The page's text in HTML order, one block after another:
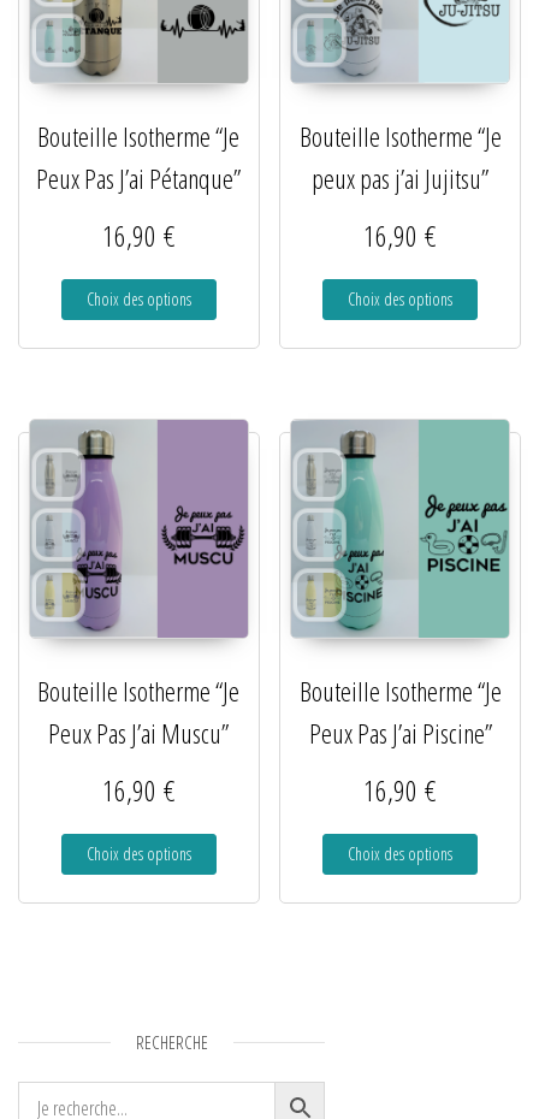
Bouteille Isotherme “Je
Peux Pas J’ai Pétanque”
16,90 €
Choix des options
Bouteille Isotherme “Je
peux pas j’ai Jujitsu”
16,90€
Choix des options
Bouteille Isotherme “Je
Peux Pas J’ai Muscu”
16,90 €
Choix des options
Bouteille Isotherme “Je
Peux Pas J’ai Piscine”
16,90€
Choix des options
RECHERCHE